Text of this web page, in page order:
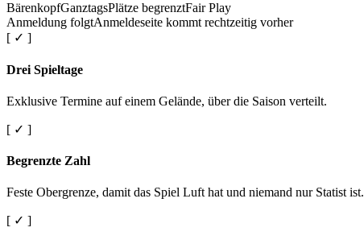
BärenkopfGanztagsPlätze begrenztFair Play
Anmeldung folgtAnmeldeseite kommt rechtzeitig vorher
[ ✓ ]
Drei Spieltage
Exklusive Termine auf einem Gelände, über die Saison verteilt.
[ ✓ ]
Begrenzte Zahl
Feste Obergrenze, damit das Spiel Luft hat und niemand nur Statist ist.
[ ✓ ]